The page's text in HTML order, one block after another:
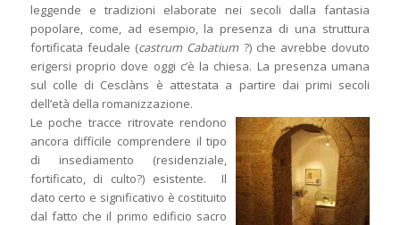
leggende e tradizioni elaborate nei secoli dalla fantasia
popolare, come, ad esempio, la presenza di una struttura
fortificata feudale (castrum Cabatium?) che avrebbe dovuto
erigersi proprio dove oggi c’è la chiesa. La presenza umana
sul colle di Cesclàns è attestata a partire dai primi secoli
dell’età della romanizzazione.
Le poche tracce ritrovate rendono
ancora difficile comprendere il tipo
di insediamento (residenziale,
fortificato, di culto?) esistente. Il
dato certo e significativo è costituito
dal fatto che il primo edificio sacro